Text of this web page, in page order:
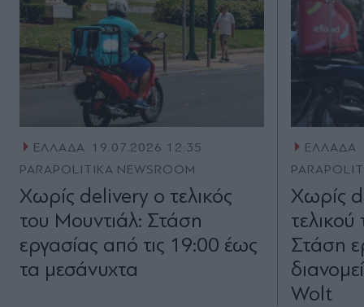
ΕΛΛΑΔΑ 19.07.2026 12:35
PARAPOLITIKA NEWSROOM
Χωρίς delivery ο τελικός
του Μουντιάλ: Στάση
εργασίας από τις 19:00 έως
τα μεσάνυχτα
ΕΛΛΑΔΑ
Χωρίς
Στάση
Wolt